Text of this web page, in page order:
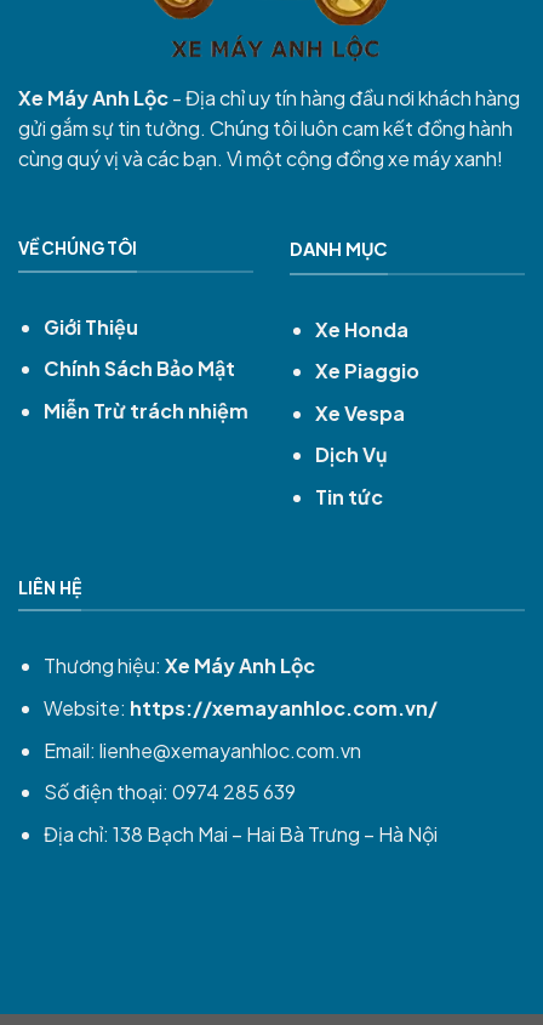
Xe Máy Anh Lộc- Địa chỉ uy tín hàng đầu nơi khách hàng
gửi gắm sự tin tưởng. Chúng tôi luôn cam kết đồng hành
cùng quý vị và các bạn. Vì một cộng đồng xe máy xanh!
VỀ CHÚNG TÔI
Giới Thiệu
Chính Sách Bảo Mật
Miễn Trừ trách nhiệm
DANH MỤC
Xe Honda
Xe Piaggio
Xe Vespa
Dịch Vụ
Tin tức
LIÊN HỆ
Thương hiệu: Xe Máy Anh Lộc
Website: https://xemayanhloc.com.vn/
Email: lienhe@xemayanhloc.com.vn
Số điện thoại: 0974 285 639
Địa chỉ: 138 Bạch Mai – Hai Bà Trưng – Hà Nội